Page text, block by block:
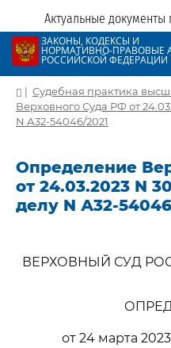
Актуальные документы
ЗАКОНЫ, КОДЕКСЫ И
НОРМАТИВНО-ПРАВОВЫЕ
РОССИЙСКОЙ ФЕДЕРАЦИИ
| Судебная практика
Верховного Суда РФ от
N А32-54046/2021
Определение
от 24.03.2023 N
делу N А32-
ВЕРХОВНЫЙ СУД
от 24 марта